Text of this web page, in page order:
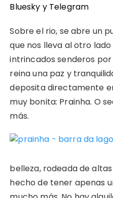
Bluesky y Telegram
Sobre el rio, se abre un
que nos lleva al otro lado
intrincados senderos
reina una paz y
deposita directamente
muy bonita: Prainha. O
más.
belleza, rodeada de
hecho de tener apenas